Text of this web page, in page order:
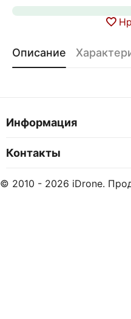
Описание
Информация
Контакты
© 2010 - 2026 iDrone.